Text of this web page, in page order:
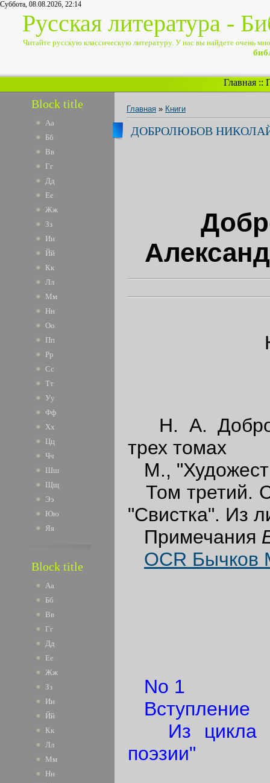
Суббота, 08.08.2026, 22:14
Русская литература -
Читайте русскую классическую литературу. У нас вы найдете очень
Главная ::
Block title
Аа
Бб
Вв
Гг
Дд
Ее
Жж
Зз
Ии
Йй
Кк
Лл
Мм
Нн
Оо
Пп
Рр
Сс
Тт
Уу
Фф
Хх
Цц
Чч
Шш
Щщ
Ээ
Юю
Яя
Block title
Аа
Бб
Вв
Гг
Дд
Ее
Жж
Зз
Ии
Йй
Кк
Лл
Мм
Нн
Главная » Книги
ДОБРОЛЮБОВ
Н. А.
трех томах
М.,
Том третий.
"Свистка". Из
Примечания
OCR Бычков
No 1
Вступление
Из цикла
поэзии"